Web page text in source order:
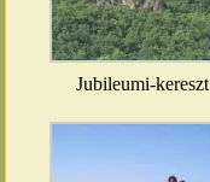
Jubileumi-kereszt